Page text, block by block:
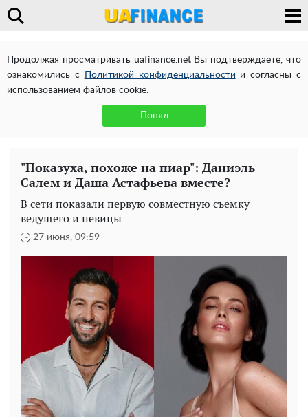
Продолжая просматривать uafinance.net Вы подтверждаете, что
ознакомились с
Политикой конфиденциальности и согласны с
использованием файлов cookie.
Понял
"Показуха, похоже на пиар": Даниэль
Салем и Даша Астафьева вместе?
В сети показали первую совместную съемку
ведущего и певицы
27 июня, 09:59